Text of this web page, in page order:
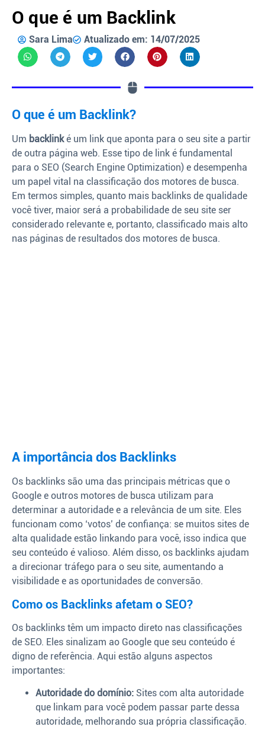
O que é um Backlink
Sara Lima Atualizado em: 14/07/2025
O que é um Backlink?
Um backlinké um link que aponta para o seu site a partir
de outra página web. Esse tipo de link é fundamental
para o SEO (Search Engine Optimization) e desempenha
um papel vital na classificação dos motores de busca.
Em termos simples, quanto mais backlinks de qualidade
você tiver, maior será a probabilidade de seu site ser
considerado relevante e, portanto, classificado mais alto
nas páginas de resultados dos motores de busca.
A importância dos Backlinks
Os backlinks são uma das principais métricas que o
Google e outros motores de busca utilizam para
determinar a autoridade e a relevância de um site. Eles
funcionam como ‘votos’ de confiança: se muitos sites de
alta qualidade estão linkando para você, isso indica que
seu conteúdo é valioso. Além disso, os backlinks ajudam
a direcionar tráfego para o seu site, aumentando a
visibilidade e as oportunidades de conversão.
Como os Backlinks afetam o SEO?
Os backlinks têm um impacto direto nas classificações
de SEO. Eles sinalizam ao Google que seu conteúdo é
digno de referência. Aqui estão alguns aspectos
importantes:
Autoridade do domínio: Sites com alta autoridade
que linkam para você podem passar parte dessa
autoridade, melhorando sua própria classificação.